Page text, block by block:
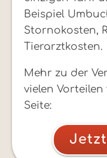
Beispiel
Stornokosten,
Tierarztkosten.
Mehr zu der
vielen
Seite: